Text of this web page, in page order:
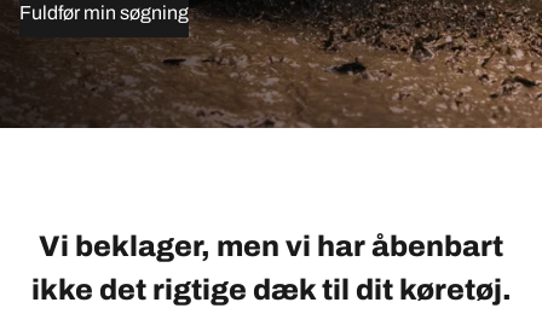
Fuldfør min søgning
Vi beklager, men vi har åbenbart
ikke det rigtige dæk til dit køretøj.